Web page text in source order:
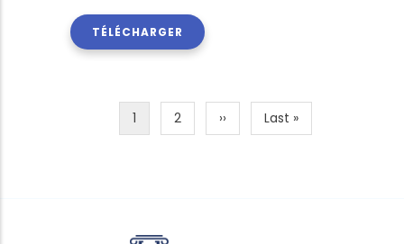
TÉLÉCHARGER
Page
courante
1 Page
2
Page
suivante
››
Dernière
page
Last »